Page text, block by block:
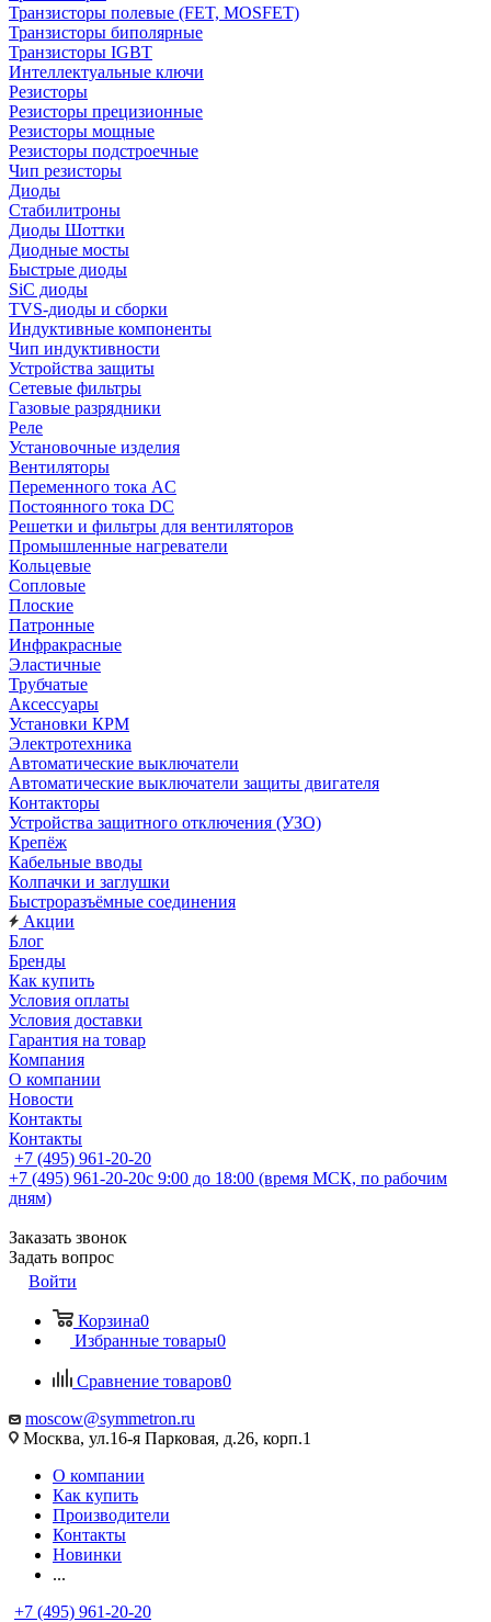
Транзисторы полевые (FET, MOSFET)
Транзисторы биполярные
Транзисторы IGBT
Интеллектуальные ключи
Резисторы
Резисторы прецизионные
Резисторы мощные
Резисторы подстроечные
Чип резисторы
Диоды
Стабилитроны
Диоды Шоттки
Диодные мосты
Быстрые диоды
SiC диоды
TVS-диоды и сборки
Индуктивные компоненты
Чип индуктивности
Устройства защиты
Сетевые фильтры
Газовые разрядники
Реле
Установочные изделия
Вентиляторы
Переменного тока AC
Постоянного тока DC
Решетки и фильтры для вентиляторов
Промышленные нагреватели
Кольцевые
Сопловые
Плоские
Патронные
Инфракрасные
Эластичные
Трубчатые
Аксессуары
Установки КРМ
Электротехника
Автоматические выключатели
Автоматические выключатели защиты двигателя
Контакторы
Устройства защитного отключения (УЗО)
Крепёж
Кабельные вводы
Колпачки и заглушки
Быстроразъёмные соединения
Акции
Блог
Бренды
Как купить
Условия оплаты
Условия доставки
Гарантия на товар
Компания
О компании
Новости
Контакты
Контакты
+7 (495) 961-20-20
+7 (495) 961-20-20с 9:00 до 18:00 (время МСК, по рабочим
дням)
Заказать звонок
Задать вопрос
Войти
Корзина0
Избранные товары0
Сравнение товаров0
moscow@symmetron.ru
Москва, ул.16-я Парковая, д.26, корп.1
О компании
Как купить
Производители
Контакты
Новинки
...
+7 (495) 961-20-20